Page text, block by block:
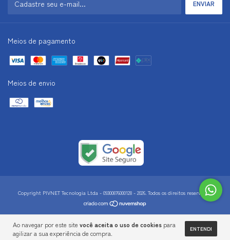
Ao navegar por este site você aceita o uso de cookies para
agilizar a sua experiência de compra.
ENTENDI
Meios de pagamento
Meios de envio
Copyright PIVNET Tecnologia Ltda - 09300876000128 - 2026. Todos os direitos reservados.